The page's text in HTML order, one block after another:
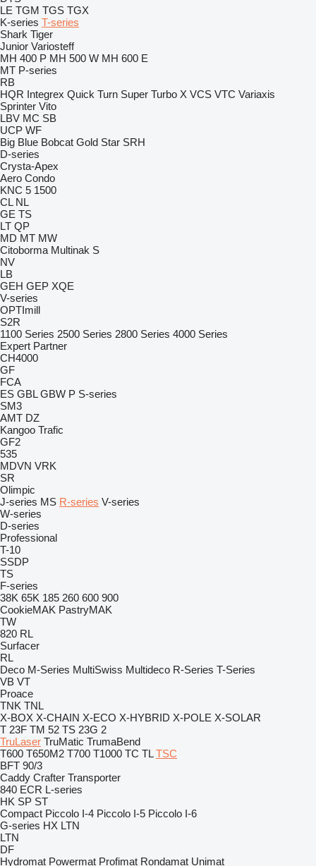
LE TGM TGS TGX
K-series T-series
Shark Tiger
Junior Variosteff
MH 400 P MH 500 W MH 600 E
MT P-series
RB
HQR Integrex Quick Turn Super Turbo X VCS VTC Variaxis
Sprinter Vito
LBV MC SB
UCP WF
Big Blue Bobcat Gold Star SRH
D-series
Crysta-Apex
Aero Condo
KNC 5 1500
CL NL
GE TS
LT QP
MD MT MW
Citoborma Multinak S
NV
LB
GEH GEP XQE
V-series
OPTImill
S2R
1100 Series 2500 Series 2800 Series 4000 Series
Expert Partner
CH4000
GF
FCA
ES GBL GBW P S-series
SM3
AMT DZ
Kangoo Trafic
GF2
535
MDVN VRK
SR
Olimpic
J-series MS R-series V-series
W-series
D-series
Professional
T-10
SSDP
TS
F-series
38K 65K 185 260 600 900
CookieMAK PastryMAK
TW
820 RL
Surfacer
RL
Deco M-Series MultiSwiss Multideco R-Series T-Series
VB VT
Proace
TNK TNL
X-BOX X-CHAIN X-ECO X-HYBRID X-POLE X-SOLAR
T 23F TM 52 TS 23G 2
TruLaser TruMatic TrumaBend
T600 T650M2 T700 T1000 TC TL TSC
BFT 90/3
Caddy Crafter Transporter
840 ECR L-series
HK SP ST
Compact Piccolo I-4 Piccolo I-5 Piccolo I-6
G-series HX LTN
LTN
DF
Hydromat Powermat Profimat Rondamat Unimat